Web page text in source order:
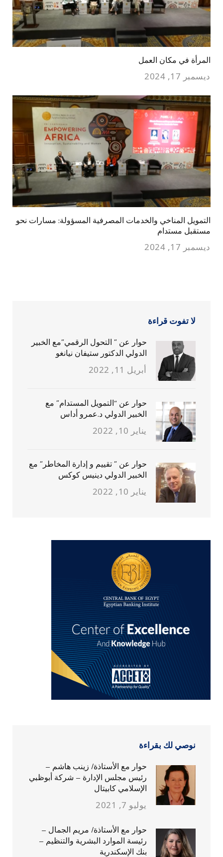
المرأة في مكان العمل
ديسمبر 17, 2024
التمويل المناخي والخدمات المصرفية المسؤولة: مسارات نحو
مستقبل مستدام
ديسمبر 17, 2024
لا تفوت قراءة
حوار عن ” التحول الرقمي”مع الخبير
الدولي الدكتور ستيفان نيانغو
أبريل 11, 2022
حوار عن “التمويل المستدام” مع
الخبير الدولي د.عمرو أداس
يناير 10, 2022
حوار عن ” تقييم و إدارة المخاطر” مع
الخبير الدولي دينيس كوكس
يناير 10, 2022
نوصي لك بقراءة
حوار مع الأستاذة/ زينب هاشم –
رئيس مجلس الإدارة – شركة أبوظبي
الإسلامي كابيتال
يوليو 7, 2021
حوار مع الأستاذة/ مريم الجمال –
رئيسة الموارد البشرية والتنظيم –
بنك الإسكندرية